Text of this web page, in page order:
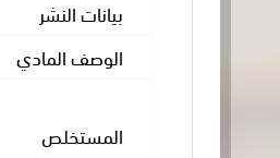
بيانات النشر
الوصف المادي
المستخلص